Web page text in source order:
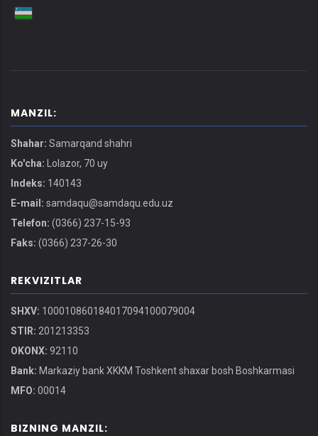
MANZIL:
Shahar: Samarqand shahri
Ko'cha: Lolazor, 70 uy
Indeks: 140143
E-mail: samdaqu@samdaqu.edu.uz
Telefon: (0366) 237-15-93
Faks: (0366) 237-26-30
REKVIZITLAR
SHXV: 100010860184017094100079004
STIR: 201213353
OKONX: 92110
Bank: Markaziy bank XKKM Toshkent shaxar bosh Boshkarmasi
MFO: 00014
BIZNING MANZIL: